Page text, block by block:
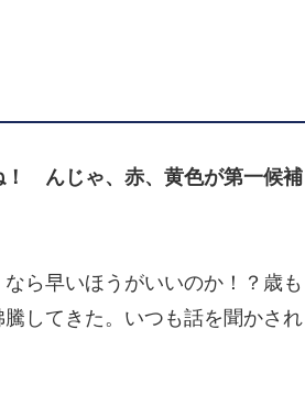
！ んじゃ、赤、黄色が第一候補
ら早いほうがいいのか！？歳も
してきた。いつも話を聞かされ